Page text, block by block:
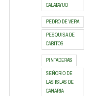
CALATAYUD
PEDRO DE VERA
PESQUISA DE
CABITOS
PINTADERAS
SEÑORÍO DE
LAS ISLAS DE
CANARIA